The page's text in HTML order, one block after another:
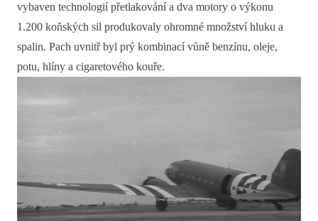
vybaven technologií přetlakování a dva motory o výkonu
1.200 koňských sil produkovaly ohromné množství hluku a
spalin. Pach uvnitř byl prý kombinací vůně benzínu, oleje,
potu, hlíny a cigaretového kouře.